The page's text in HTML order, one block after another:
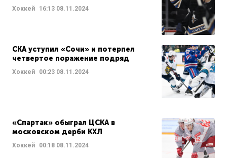
Хоккей 16:13 08.11.2024
СКА уступил «Сочи» и потерпел
четвертое поражение подряд
Хоккей 00:23 08.11.2024
«Спартак» обыграл ЦСКА в
московском дерби КХЛ
Хоккей 00:18 08.11.2024